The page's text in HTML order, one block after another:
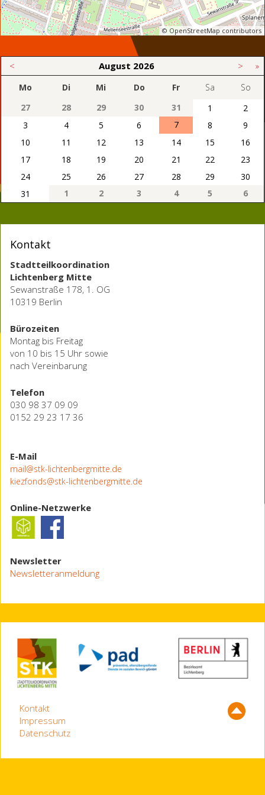
© OpenStreetMap contributors
< August 2026 > »
Mo Di Mi Do Fr Sa
So
27
28 29 30 31 1
2
3
4 5 6 7 8
9
10
11 12 13 14 15
16
17
18 19 20 21 22
23
24
25 26 27 28 29
30
31
1 2 3 4 5 6
Kontakt
Stadtteilkoordination
Lichtenberg Mitte
Sewanstraße 178, 1. OG
10319 Berlin
Bürozeiten
Montag bis Freitag
von 10 bis 15 Uhr sowie
nach Vereinbarung
Telefon
030 98 37 09 09
0152 29 23 17 36
E-Mail
mail@stk-lichtenbergmitte.de
kiezfonds@stk-lichtenbergmitte.de
Online-Netzwerke
Newsletter
Newsletteranmeldung
Kontakt
Impressum
Datenschutz